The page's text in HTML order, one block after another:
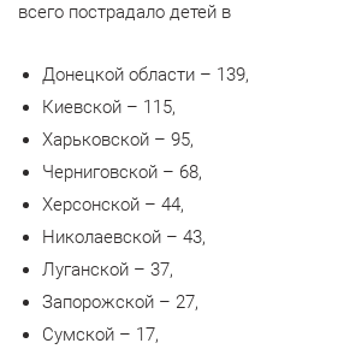
всего пострадало детей в
Донецкой области – 139,
Киевской – 115,
Харьковской – 95,
Черниговской – 68,
Херсонской – 44,
Николаевской – 43,
Луганской – 37,
Запорожской – 27,
Сумской – 17,